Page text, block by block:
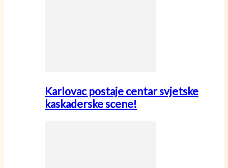
Karlovac postaje centar svjetske
kaskaderske scene!